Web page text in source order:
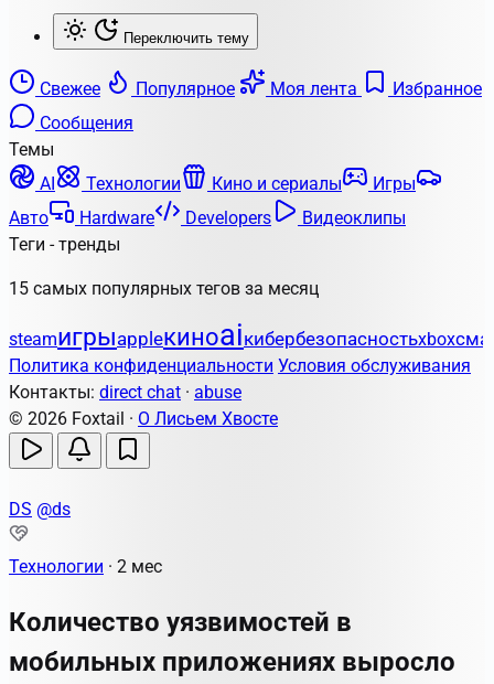
Переключить тему
Свежее Популярное Моя лента
Избранное
Сообщения
Темы
AI
Технологии Кино и сериалы
Игры
Авто
Hardware Developers
Видеоклипы
Теги - тренды
15 самых популярных тегов за месяц
steamигрыappleкиноaiкибербезопасностьxbox
Политика конфиденциальности Условия обслуживания
Контакты: direct chat · abuse
© 2026 Foxtail · О Лисьем Хвосте
DS @ds
Технологии · 2 мес
Количество уязвимостей в
мобильных приложениях выросло